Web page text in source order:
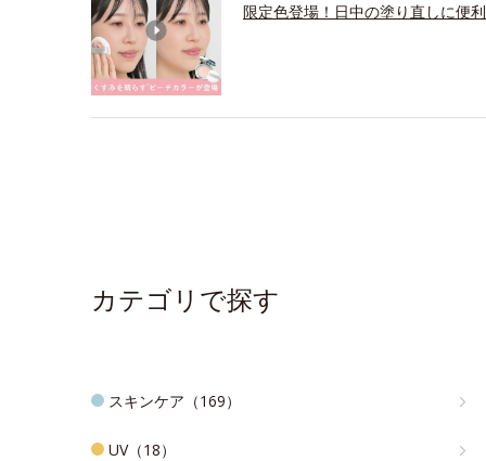
限定色登場！日中の塗り直しに便
カテゴリで探す
スキンケア（169）
UV（18）